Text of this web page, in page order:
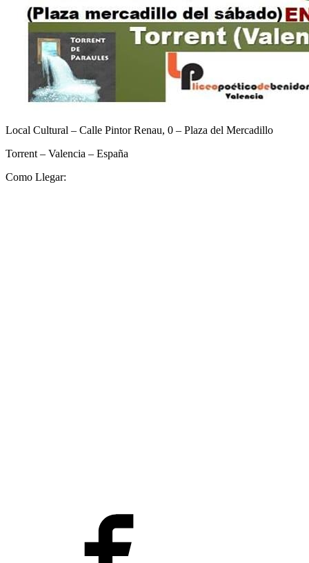
Local Cultural – Calle Pintor Renau, 0 – Plaza del Mercadillo
Torrent – Valencia – España
Como Llegar: